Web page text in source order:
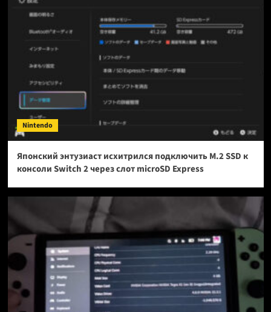
Nintendo
Японский энтузиаст исхитрился подключить M.2 SSD к
консоли Switch 2 через слот microSD Express